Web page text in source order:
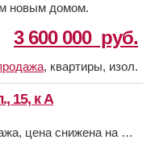
новым домом.
3 600 000 руб.
, квартиры, изол.
15, к А
цена снижена на 3